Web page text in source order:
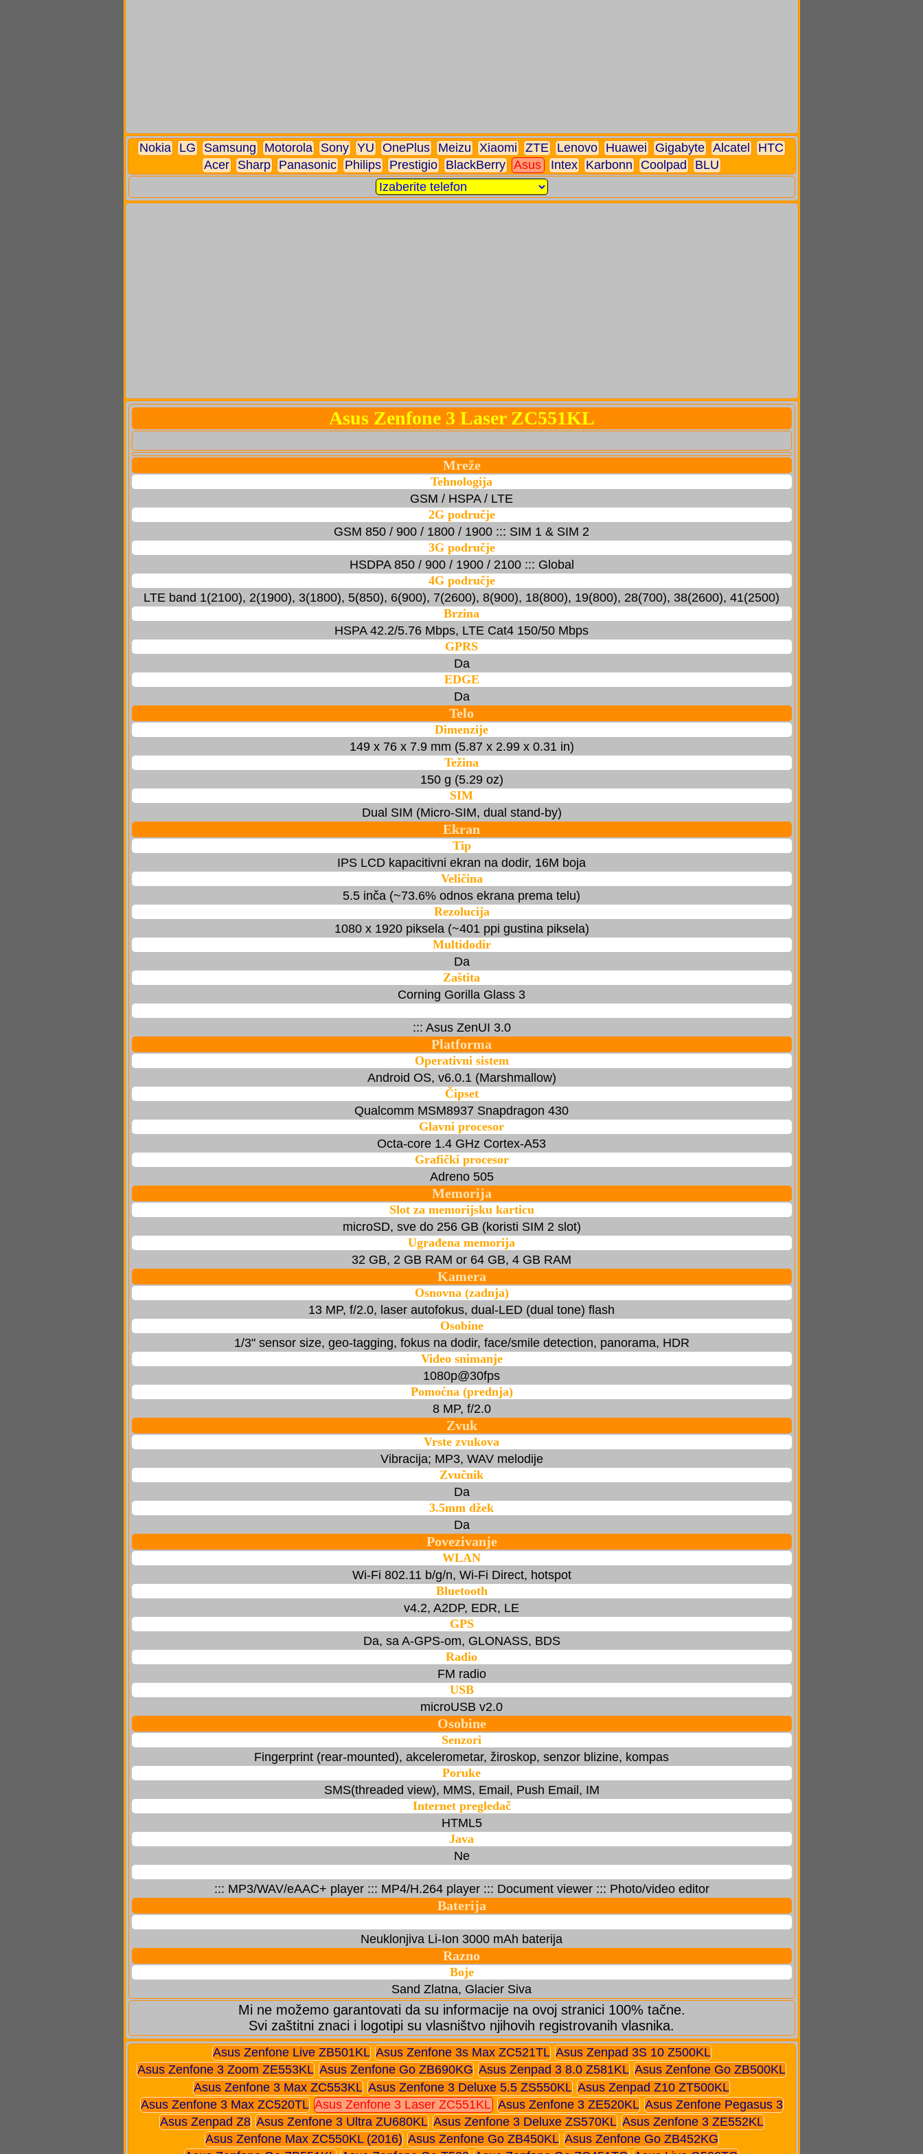
Nokia LG Samsung Motorola Sony YU OnePlus Meizu Xiaomi ZTE Lenovo Huawei Gigabyte Alcatel
HTC
Acer
Sharp Panasonic Philips Prestigio BlackBerry Asus Intex Karbonn Coolpad BLU
Asus Zenfone 3 Laser ZC551KL
Mreže
Tehnologija
GSM / HSPA / LTE
2G područje
GSM 850 / 900 / 1800 / 1900 ::: SIM 1 & SIM 2
3G područje
HSDPA 850 / 900 / 1900 / 2100 ::: Global
4G područje
LTE band 1(2100), 2(1900), 3(1800), 5(850), 6(900), 7(2600), 8(900), 18(800), 19(800), 28(700), 38(2600), 41(2500)
Brzina
HSPA 42.2/5.76 Mbps, LTE Cat4 150/50 Mbps
GPRS
Da
EDGE
Da
Telo
Dimenzije
149 x 76 x 7.9 mm (5.87 x 2.99 x 0.31 in)
Težina
150 g (5.29 oz)
SIM
Dual SIM (Micro-SIM, dual stand-by)
Ekran
Tip
IPS LCD kapacitivni ekran na dodir, 16M boja
Veličina
5.5 inča (~73.6% odnos ekrana prema telu)
Rezolucija
1080 x 1920 piksela (~401 ppi gustina piksela)
Multidodir
Da
Zaštita
Corning Gorilla Glass 3
::: Asus ZenUI 3.0
Platforma
Operativni sistem
Android OS, v6.0.1 (Marshmallow)
Čipset
Qualcomm MSM8937 Snapdragon 430
Glavni procesor
Octa-core 1.4 GHz Cortex-A53
Grafički procesor
Adreno 505
Memorija
Slot za memorijsku karticu
microSD, sve do 256 GB (koristi SIM 2 slot)
Ugrađena memorija
32 GB, 2 GB RAM or 64 GB, 4 GB RAM
Kamera
Osnovna (zadnja)
13 MP, f/2.0, laser autofokus, dual-LED (dual tone) flash
Osobine
1/3" sensor size, geo-tagging, fokus na dodir, face/smile detection, panorama, HDR
Video snimanje
1080p@30fps
Pomoćna (prednja)
8 MP, f/2.0
Zvuk
Vrste zvukova
Vibracija; MP3, WAV melodije
Zvučnik
Da
3.5mm džek
Da
Povezivanje
WLAN
Wi-Fi 802.11 b/g/n, Wi-Fi Direct, hotspot
Bluetooth
v4.2, A2DP, EDR, LE
GPS
Da, sa A-GPS-om, GLONASS, BDS
Radio
FM radio
USB
microUSB v2.0
Osobine
Senzori
Fingerprint (rear-mounted), akcelerometar, žiroskop, senzor blizine, kompas
Poruke
SMS(threaded view), MMS, Email, Push Email, IM
Internet pregledač
HTML5
Java
Ne
::: MP3/WAV/eAAC+ player ::: MP4/H.264 player ::: Document viewer ::: Photo/video editor
Baterija
Neuklonjiva Li-Ion 3000 mAh baterija
Razno
Boje
Sand Zlatna, Glacier Siva
Mi ne možemo garantovati da su informacije na ovoj stranici 100% tačne.
Svi zaštitni znaci i logotipi su vlasništvo njihovih registrovanih vlasnika.
Asus Zenfone Live ZB501KL Asus Zenfone 3s Max ZC521TL Asus Zenpad 3S 10 Z500KL
Asus Zenfone 3 Zoom ZE553KL Asus Zenfone Go ZB690KG Asus Zenpad 3 8.0 Z581KL Asus Zenfone Go ZB500KL
Asus Zenfone 3 Max ZC553KL Asus Zenfone 3 Deluxe 5.5 ZS550KL Asus Zenpad Z10 ZT500KL
Asus Zenfone 3 Max ZC520TL Asus Zenfone 3 Laser ZC551KL Asus Zenfone 3 ZE520KL Asus Zenfone Pegasus 3
Asus Zenpad Z8 Asus Zenfone 3 Ultra ZU680KL Asus Zenfone 3 Deluxe ZS570KL Asus Zenfone 3 ZE552KL
Asus Zenfone Max ZC550KL (2016) Asus Zenfone Go ZB450KL Asus Zenfone Go ZB452KG